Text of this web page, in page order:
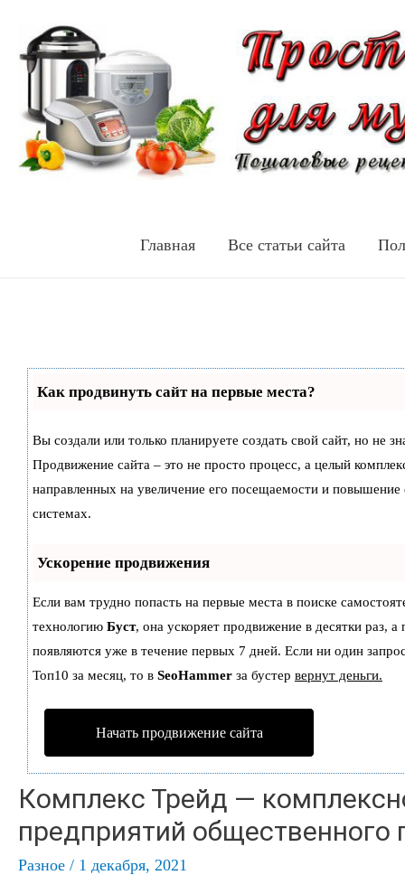
Главная Все статьи сайта
Как продвинуть сайт на первые места?
Вы создали или только планируете создать свой сайт, но не
Продвижение сайта – это не просто процесс, а целый
направленных на увеличение его посещаемости и повышение
системах.
Ускорение продвижения
Если вам трудно попасть на первые места в поиске
технологию Буст, она ускоряет продвижение в десятки раз, а
появляются уже в течение первых 7 дней. Если ни один
Топ10 за месяц, то в SeoHammer за бустер вернут деньги.
Начать продвижение сайта
Комплекс Трейд —
предприятий общественного
Разное / 1 декабря, 2021